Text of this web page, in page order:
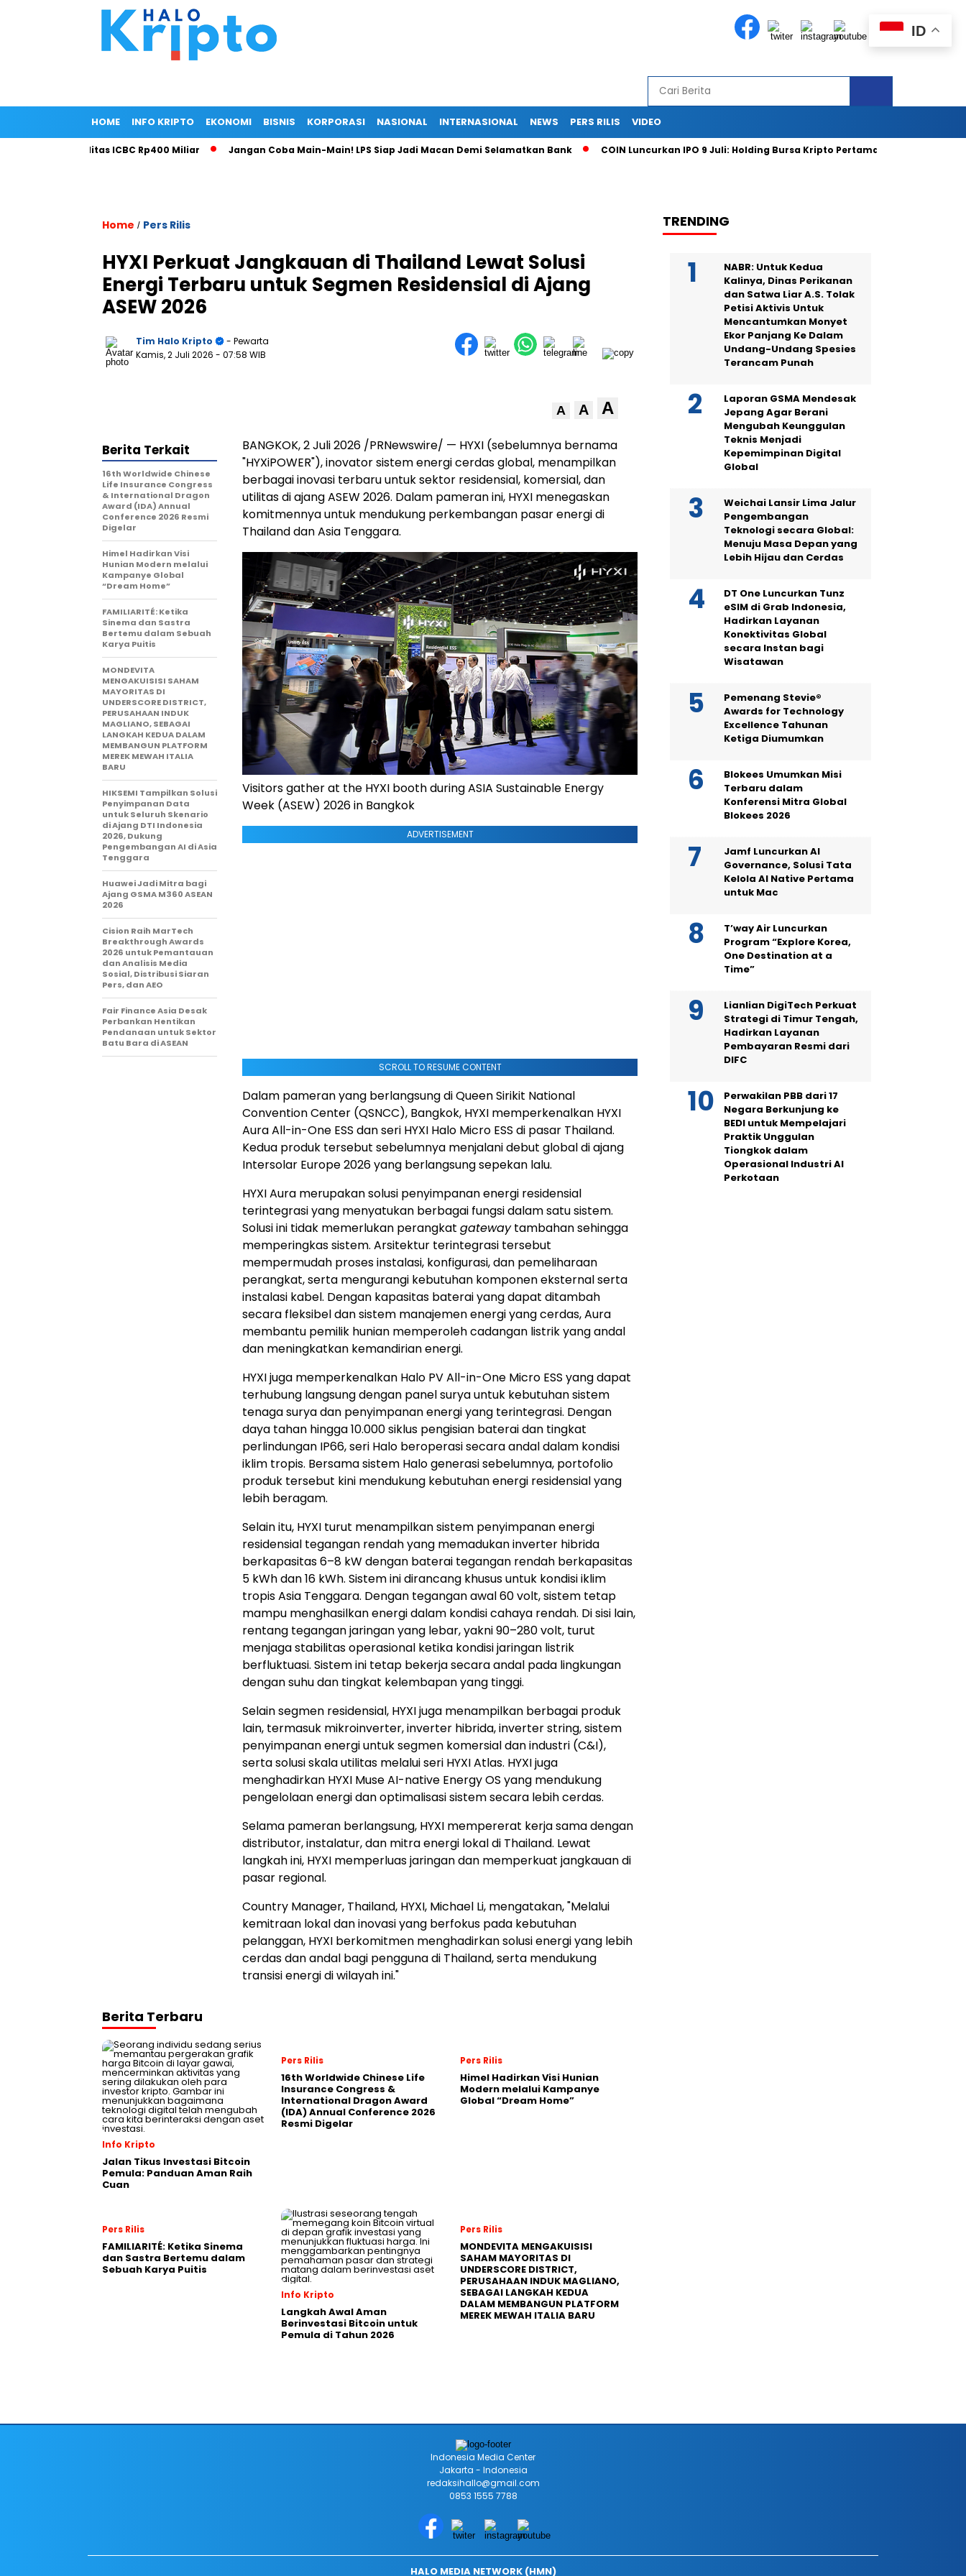
HOME INFO KRIPTO EKONOMI BISNIS KORPORASI NASIONAL INTERNASIONAL NEWS PERS RILIS VIDEO
Fasilitas ICBC Rp400 Miliar Jangan Coba Main-Main! LPS Siap Jadi Macan Demi Selamatkan Bank COIN Luncurkan IPO 9 Juli: Holding Bursa Kripto Pertama Masuk Bursa Saham
Home / Pers Rilis
HYXI Perkuat Jangkauan di Thailand Lewat Solusi
Energi Terbaru untuk Segmen Residensial di Ajang
ASEW 2026
Tim Halo Kripto
- Pewarta
Kamis, 2 Juli 2026 - 07:58 WIB
A A A
BANGKOK, 2 Juli 2026 /PRNewswire/ — HYXI (sebelumnya bernama
"HYXiPOWER"), inovator sistem energi cerdas global, menampilkan
berbagai inovasi terbaru untuk sektor residensial, komersial, dan
utilitas di ajang ASEW 2026. Dalam pameran ini, HYXI menegaskan
komitmennya untuk mendukung perkembangan pasar energi di
Thailand dan Asia Tenggara.
Visitors gather at the HYXI booth during ASIA Sustainable Energy
Week (ASEW) 2026 in Bangkok
ADVERTISEMENT
SCROLL TO RESUME CONTENT
Dalam pameran yang berlangsung di Queen Sirikit National
Convention Center (QSNCC), Bangkok, HYXI memperkenalkan HYXI
Aura All-in-One ESS dan seri HYXI Halo Micro ESS di pasar Thailand.
Kedua produk tersebut sebelumnya menjalani debut global di ajang
Intersolar Europe 2026 yang berlangsung sepekan lalu.
HYXI Aura merupakan solusi penyimpanan energi residensial
terintegrasi yang menyatukan berbagai fungsi dalam satu sistem.
Solusi ini tidak memerlukan perangkat gatewaytambahan sehingga
memperingkas sistem. Arsitektur terintegrasi tersebut
mempermudah proses instalasi, konfigurasi, dan pemeliharaan
perangkat, serta mengurangi kebutuhan komponen eksternal serta
instalasi kabel. Dengan kapasitas baterai yang dapat ditambah
secara fleksibel dan sistem manajemen energi yang cerdas, Aura
membantu pemilik hunian memperoleh cadangan listrik yang andal
dan meningkatkan kemandirian energi.
HYXI juga memperkenalkan Halo PV All-in-One Micro ESS yang dapat
terhubung langsung dengan panel surya untuk kebutuhan sistem
tenaga surya dan penyimpanan energi yang terintegrasi. Dengan
daya tahan hingga 10.000 siklus pengisian baterai dan tingkat
perlindungan IP66, seri Halo beroperasi secara andal dalam kondisi
iklim tropis. Bersama sistem Halo generasi sebelumnya, portofolio
produk tersebut kini mendukung kebutuhan energi residensial yang
lebih beragam.
Selain itu, HYXI turut menampilkan sistem penyimpanan energi
residensial tegangan rendah yang memadukan inverter hibrida
berkapasitas 6–8 kW dengan baterai tegangan rendah berkapasitas
5 kWh dan 16 kWh. Sistem ini dirancang khusus untuk kondisi iklim
tropis Asia Tenggara. Dengan tegangan awal 60 volt, sistem tetap
mampu menghasilkan energi dalam kondisi cahaya rendah. Di sisi lain,
rentang tegangan jaringan yang lebar, yakni 90–280 volt, turut
menjaga stabilitas operasional ketika kondisi jaringan listrik
berfluktuasi. Sistem ini tetap bekerja secara andal pada lingkungan
dengan suhu dan tingkat kelembapan yang tinggi.
Selain segmen residensial, HYXI juga menampilkan berbagai produk
lain, termasuk mikroinverter, inverter hibrida, inverter string, sistem
penyimpanan energi untuk segmen komersial dan industri (C&I),
serta solusi skala utilitas melalui seri HYXI Atlas. HYXI juga
menghadirkan HYXI Muse AI-native Energy OS yang mendukung
pengelolaan energi dan optimalisasi sistem secara lebih cerdas.
Selama pameran berlangsung, HYXI mempererat kerja sama dengan
distributor, instalatur, dan mitra energi lokal di Thailand. Lewat
langkah ini, HYXI memperluas jaringan dan memperkuat jangkauan di
pasar regional.
Country Manager, Thailand, HYXI, Michael Li, mengatakan, "Melalui
kemitraan lokal dan inovasi yang berfokus pada kebutuhan
pelanggan, HYXI berkomitmen menghadirkan solusi energi yang lebih
cerdas dan andal bagi pengguna di Thailand, serta mendukung
transisi energi di wilayah ini."
Berita Terkait
16th Worldwide Chinese
Life Insurance Congress
& International Dragon
Award (IDA) Annual
Conference 2026 Resmi
Digelar
Himel Hadirkan Visi
Hunian Modern melalui
Kampanye Global
“Dream Home”
FAMILIARITÉ: Ketika
Sinema dan Sastra
Bertemu dalam Sebuah
Karya Puitis
MONDEVITA
MENGAKUISISI SAHAM
MAYORITAS DI
UNDERSCORE DISTRICT,
PERUSAHAAN INDUK
MAGLIANO, SEBAGAI
LANGKAH KEDUA DALAM
MEMBANGUN PLATFORM
MEREK MEWAH ITALIA
BARU
HIKSEMI Tampilkan Solusi
Penyimpanan Data
untuk Seluruh Skenario
di Ajang DTI Indonesia
2026, Dukung
Pengembangan AI di Asia
Tenggara
Huawei Jadi Mitra bagi
Ajang GSMA M360 ASEAN
2026
Cision Raih MarTech
Breakthrough Awards
2026 untuk Pemantauan
dan Analisis Media
Sosial, Distribusi Siaran
Pers, dan AEO
Fair Finance Asia Desak
Perbankan Hentikan
Pendanaan untuk Sektor
Batu Bara di ASEAN
Berita Terbaru
Info Kripto
Jalan Tikus Investasi Bitcoin
Pemula: Panduan Aman Raih
Cuan
Pers Rilis
16th Worldwide Chinese Life
Insurance Congress &
International Dragon Award
(IDA) Annual Conference 2026
Resmi Digelar
Pers Rilis
Himel Hadirkan Visi Hunian
Modern melalui Kampanye
Global “Dream Home”
Pers Rilis
FAMILIARITÉ: Ketika Sinema
dan Sastra Bertemu dalam
Sebuah Karya Puitis
Info Kripto
Langkah Awal Aman
Berinvestasi Bitcoin untuk
Pemula di Tahun 2026
Pers Rilis
MONDEVITA MENGAKUISISI
SAHAM MAYORITAS DI
UNDERSCORE DISTRICT,
PERUSAHAAN INDUK MAGLIANO,
SEBAGAI LANGKAH KEDUA
DALAM MEMBANGUN PLATFORM
MEREK MEWAH ITALIA BARU
TRENDING
NABR: Untuk Kedua
Kalinya, Dinas Perikanan
dan Satwa Liar A.S. Tolak
Petisi Aktivis Untuk
Mencantumkan Monyet
Ekor Panjang Ke Dalam
Undang-Undang Spesies
Terancam Punah
Laporan GSMA Mendesak
Jepang Agar Berani
Mengubah Keunggulan
Teknis Menjadi
Kepemimpinan Digital
Global
Weichai Lansir Lima Jalur
Pengembangan
Teknologi secara Global:
Menuju Masa Depan yang
Lebih Hijau dan Cerdas
DT One Luncurkan Tunz
eSIM di Grab Indonesia,
Hadirkan Layanan
Konektivitas Global
secara Instan bagi
Wisatawan
Pemenang Stevie®
Awards for Technology
Excellence Tahunan
Ketiga Diumumkan
Blokees Umumkan Misi
Terbaru dalam
Konferensi Mitra Global
Blokees 2026
Jamf Luncurkan AI
Governance, Solusi Tata
Kelola AI Native Pertama
untuk Mac
T’way Air Luncurkan
Program “Explore Korea,
One Destination at a
Time”
Lianlian DigiTech Perkuat
Strategi di Timur Tengah,
Hadirkan Layanan
Pembayaran Resmi dari
DIFC
Perwakilan PBB dari 17
Negara Berkunjung ke
BEDI untuk Mempelajari
Praktik Unggulan
Tiongkok dalam
Operasional Industri AI
Perkotaan
ID
Indonesia Media Center
Jakarta - Indonesia
redaksihallo@gmail.com
0853 1555 7788
HALO MEDIA NETWORK (HMN)